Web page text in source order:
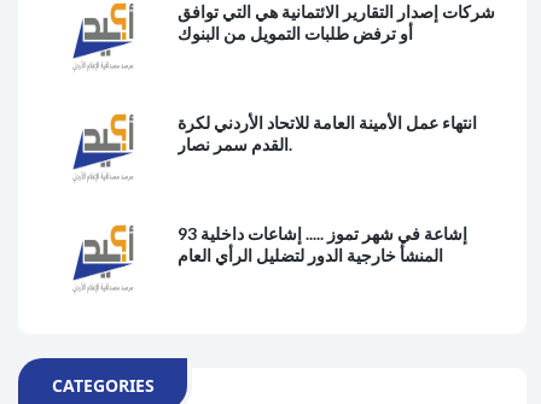
شركات إصدار التقارير الائتمانية هي التي توافق
أو ترفض طلبات التمويل من البنوك
انتهاء عمل الأمينة العامة للاتحاد الأردني لكرة
القدم سمر نصار.
93 إشاعة في شهر تموز ..... إشاعات داخلية
المنشأ خارجية الدور لتضليل الرأي العام
CATEGORIES